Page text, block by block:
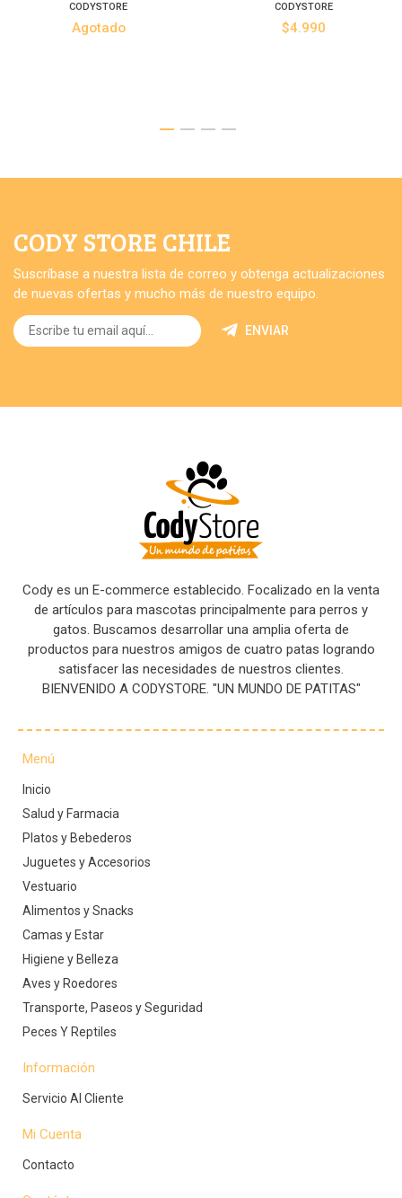
CODYSTORE
Agotado
CODYSTORE
$4.990
CODY STORE CHILE
Suscríbase a nuestra lista de correo y obtenga actualizaciones
de nuevas ofertas y mucho más de nuestro equipo.
ENVIAR
Cody es un E-commerce establecido. Focalizado en la venta
de artículos para mascotas principalmente para perros y
gatos. Buscamos desarrollar una amplia oferta de
productos para nuestros amigos de cuatro patas logrando
satisfacer las necesidades de nuestros clientes.
BIENVENIDO A CODYSTORE. "UN MUNDO DE PATITAS"
Menú
Inicio
Salud y Farmacia
Platos y Bebederos
Juguetes y Accesorios
Vestuario
Alimentos y Snacks
Camas y Estar
Higiene y Belleza
Aves y Roedores
Transporte, Paseos y Seguridad
Peces Y Reptiles
Información
Servicio Al Cliente
Mi Cuenta
Contacto